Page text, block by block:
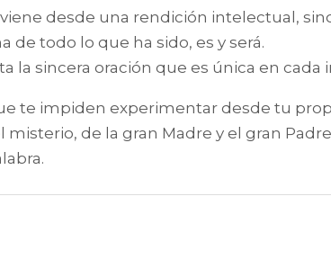
desde una rendición intelectual,
de todo lo que ha sido, es y será.
la sincera oración que es única en cada
te impiden experimentar desde tu
de la gran Madre y el gran